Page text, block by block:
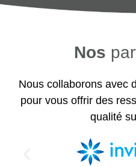
Nos
Nous collaborons avec
pour vous offrir des
qualité